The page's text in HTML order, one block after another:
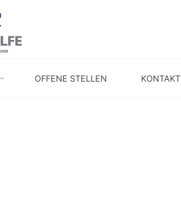
OFFENE STELLEN KONTAKT